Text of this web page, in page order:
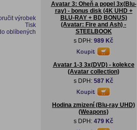
výrobek
Tisk
oblíbených
Avatar 3: Oheň a popel 3x(Blu-
ray) - bonus disk (4K UHD +
BLU-RAY + BD BONUS)
(Avatar: Fire and Ash) -
STEELBOOK
s DPH: 989 Kč
Avatar 1-3 3x(DVD) - kolekce
(Avatar collection)
s DPH: 587 Kč
Hodina zmizení (Blu-ray UHD)
(Weapons)
s DPH: 479 Kč